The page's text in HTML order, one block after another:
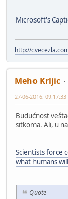
Microsoft's
http://
Meho Krljic
27-06-2016, 09:17:33
Budućnost
sitkoma. Ali, u
Scientists force
what humans
Quote